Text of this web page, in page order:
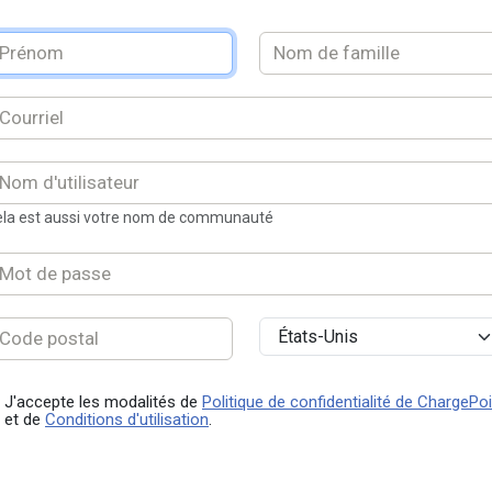
est aussi votre nom de communauté
J'accepte les modalités de Politique de confidentialité de
et de Conditions d'utilisation.